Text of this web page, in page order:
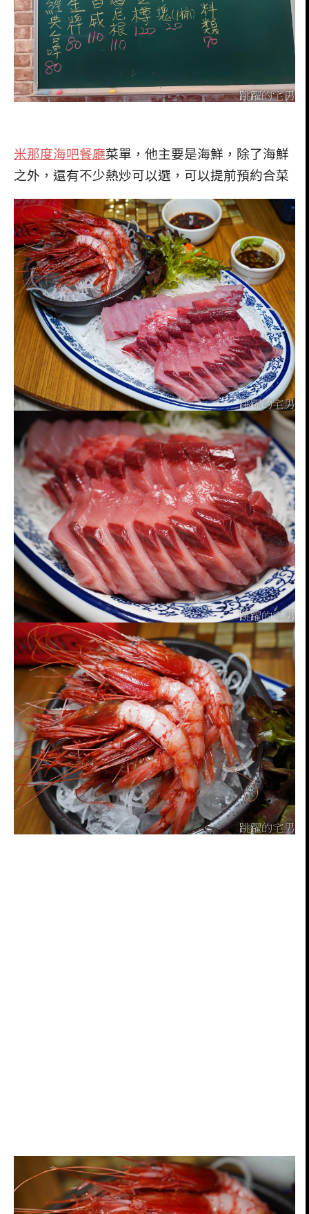
米那度海吧餐廳菜單，他主要是海鮮，除了海鮮
之外，還有不少熱炒可以選，可以提前預約合菜